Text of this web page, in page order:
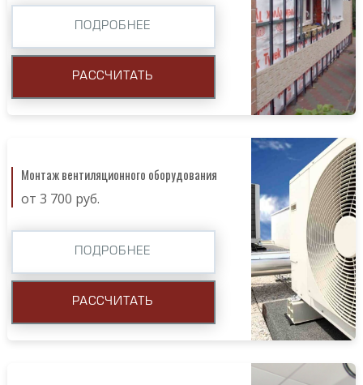
ПОДРОБНЕЕ
РАССЧИТАТЬ
Монтаж вентиляционного оборудования
от 3 700 руб.
ПОДРОБНЕЕ
РАССЧИТАТЬ